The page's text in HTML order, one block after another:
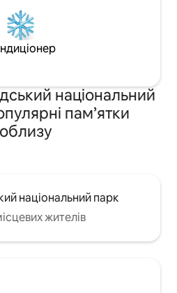
національний
пам’ятки
національний парк
жителів